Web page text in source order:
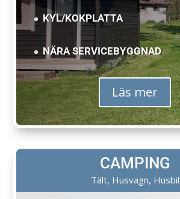
KYL/KOKPLATTA
NÄRA SERVICEBYGGNAD
Läs mer
CAMPING
Tält, Husvagn, Husbil